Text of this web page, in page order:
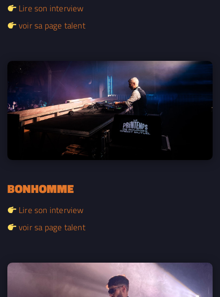
Lire son interview
voir sa page talent
BONHOMME
Lire son interview
voir sa page talent